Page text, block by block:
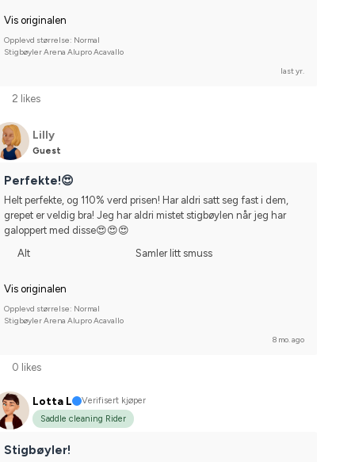
Vis originalen
Opplevd størrelse: Normal
Stigbøyler Arena Alupro Acavallo
last yr.
2 likes
Lilly
Guest
Perfekte!😍
Helt perfekte, og 110% verd prisen! Har aldri satt seg fast i dem,
grepet er veldig bra! Jeg har aldri mistet stigbøylen når jeg har
galoppert med disse😍😍😍
Alt
Samler litt smuss
Vis originalen
Opplevd størrelse: Normal
Stigbøyler Arena Alupro Acavallo
8 mo. ago
0 likes
Lotta L
Verifisert kjøper
Saddle cleaning Rider
Stigbøyler!